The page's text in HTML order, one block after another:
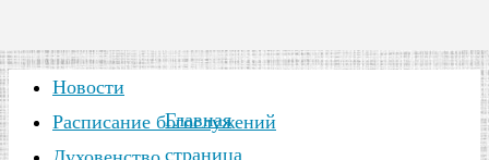
Новости
Расписание богослужений
Главная
страница